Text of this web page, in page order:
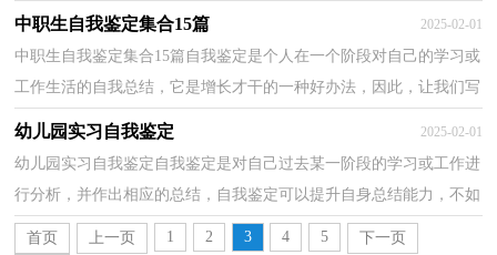
你想知道自我鉴定怎么写吗？以下是小编为大家收集的大...
中职生自我鉴定集合15篇 2025-02-01
中职生自我鉴定集合15篇自我鉴定是个人在一个阶段对自己的学习或
工作生活的自我总结，它是增长才干的一种好办法，因此，让我们写
一份自我鉴定吧。自我鉴定怎么写才不会千篇一律呢...
幼儿园实习自我鉴定 2025-02-01
幼儿园实习自我鉴定自我鉴定是对自己过去某一阶段的学习或工作进
行分析，并作出相应的总结，自我鉴定可以提升自身总结能力，不如
静下心来好好写写自我鉴定吧。自我鉴定怎么写才能...
首页 上一页 1 2 3 4 5
下一页